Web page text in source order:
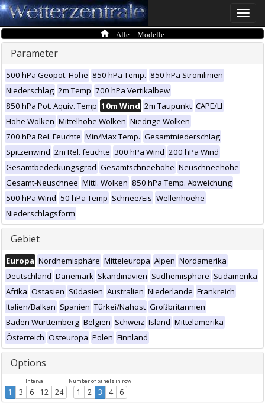
Toggle
Alle Modelle
Parameter
500 hPa Geopot. Höhe 850 hPa Temp. 850 hPa Stromlinien
Niederschlag 2m Temp 700 hPa Vertikalbew
850 hPa Pot. Äquiv. Temp 10m Wind 2m Taupunkt CAPE/LI
Hohe Wolken Mittelhohe Wolken Niedrige Wolken
700 hPa Rel. Feuchte Min/Max Temp. Gesamtniederschlag
Spitzenwind 2m Rel. feuchte 300 hPa Wind 200 hPa Wind
Gesamtbedeckungsgrad Gesamtschneehöhe Neuschneehöhe
Gesamt-Neuschnee Mittl. Wolken 850 hPa Temp. Abweichung
500 hPa Wind 50 hPa Temp Schnee/Eis Wellenhoehe
Niederschlagsform
Gebiet
Europa Nordhemisphäre Mitteleuropa Alpen Nordamerika
Deutschland Dänemark Skandinavien Südhemisphäre Südamerika
Afrika Ostasien Südasien Australien Niederlande Frankreich
Italien/Balkan Spanien Türkei/Nahost Großbritannien
Baden Württemberg Belgien Schweiz Island Mittelamerika
Österreich Osteuropa Polen Finnland
Options
Intervall
1 3 6 12 24
Number of panels in row
1 2 3 4 6